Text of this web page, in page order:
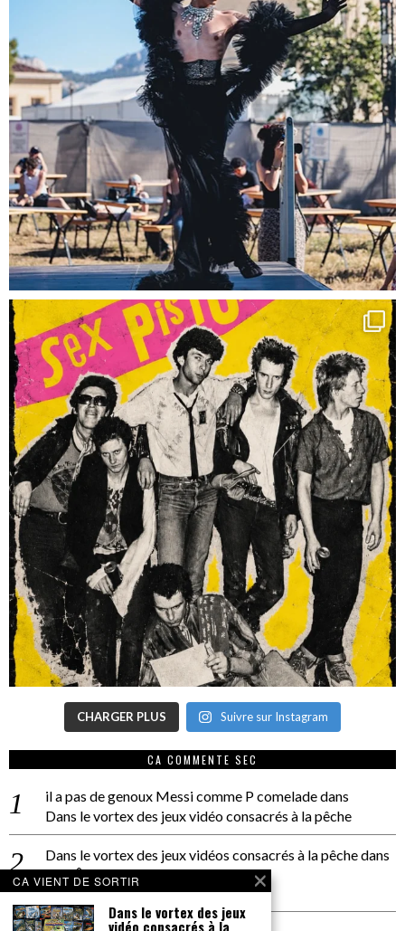
CHARGER PLUS Suivre sur Instagram
CA COMMENTE SEC
il a pas de genoux Messi comme P comeladedans
Dans le vortex des jeux vidéo consacrés à la pêche
Dans le vortex des jeux vidéos consacrés à la pêchedans
PACÔME THIELLEMENT
La séance d’Hip Gnose
CA VIENT DE SORTIR
Dans le vortex des jeux
vidéo consacrés à la